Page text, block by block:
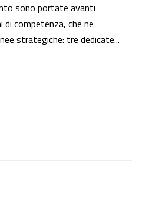
sono portate avanti
di competenza, che ne
strategiche: tre dedicate...